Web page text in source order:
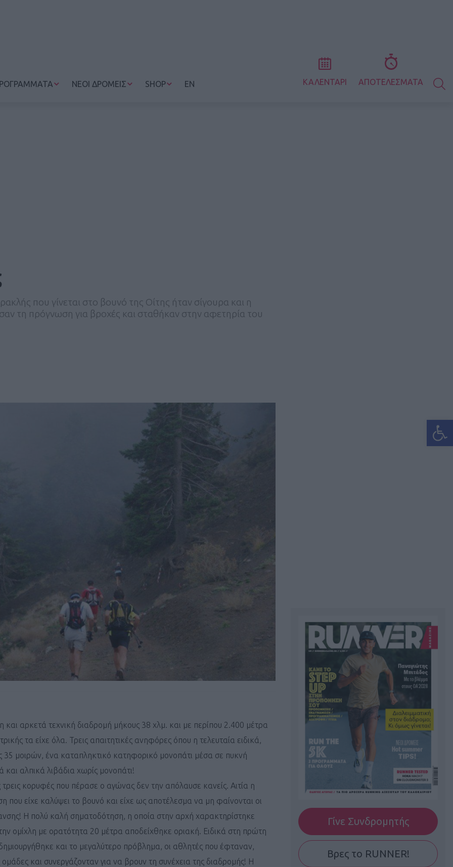
ΝΕΟΙ ΔΡΟΜΕΙΣ SHOP EN ΚΑΛΕΝΤΑΡΙ ΑΠΟΤΕΛΕΣΜΑΤΑ
που γίνεται στο βουνό της Οίτης ήταν σίγουρα και η
τη πρόγνωση για βροχές και σταθήκαν στην αφετηρία του
αρκετά τεχνική διαδρομή μήκους 38 χλμ. και με περίπου 2.400 μέτρα
τα είχε όλα. Τρεις απαιτητικές ανηφόρες όπου η τελευταία ειδικά,
35 μοιρών, ένα καταπληκτικό κατηφορικό μονοπάτι μέσα σε πυκνή
και αλπικά λιβάδια χωρίς μονοπάτι!
τρεις κορυφές που πέρασε ο αγώνας δεν την απόλαυσε κανείς. Αιτία η
που είχε καλύψει το βουνό και είχε ως αποτέλεσμα να μη φαίνονται οι
Η πολύ καλή σηματοδότηση, η οποία στην αρχή χαρακτηρίστηκε
ομίχλη με ορατότητα 20 μέτρα αποδείχθηκε οριακή. Ειδικά στη πρώτη
και το μεγαλύτερο πρόβλημα, οι αθλητές που έφταναν,
και συνεργάζονταν για να βρουν τη συνέχεια της διαδρομής! Η
Γίνε Συνδρομητής
Βρες το RUNNER!